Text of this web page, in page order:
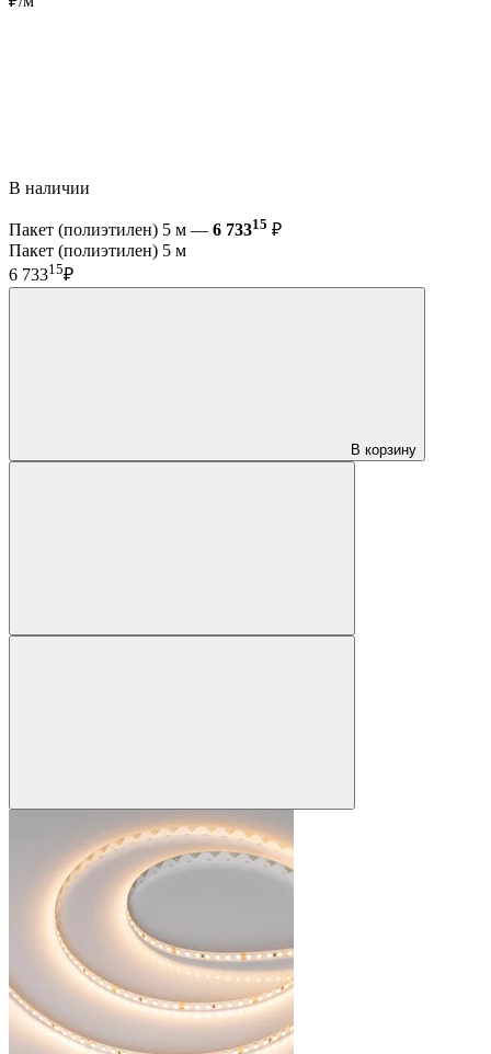
В наличии
Пакет (полиэтилен) 5 м — 6 73315 ₽
Пакет (полиэтилен) 5 м
6 73315₽
В корзину